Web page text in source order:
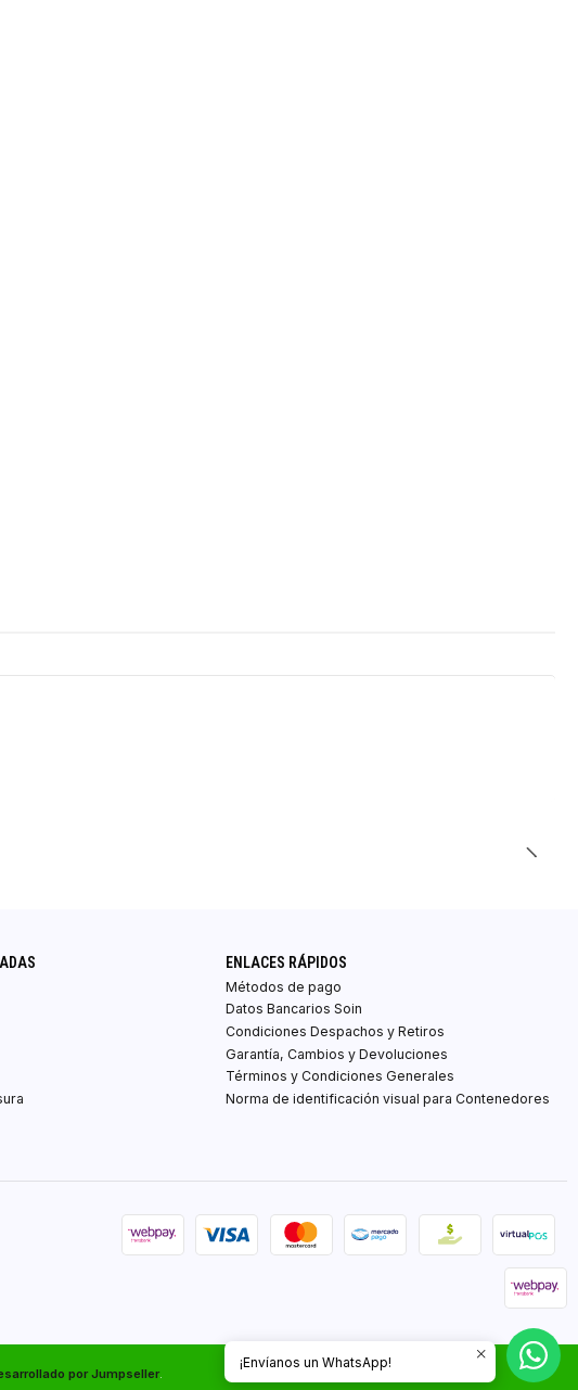
ENLACES RÁPIDOS
Métodos de pago
Datos Bancarios Soin
Condiciones Despachos y Retiros
Garantía, Cambios y Devoluciones
Términos y Condiciones Generales
Norma de identificación visual para Contenedores
por Jumpseller.
¡Envíanos un WhatsApp!